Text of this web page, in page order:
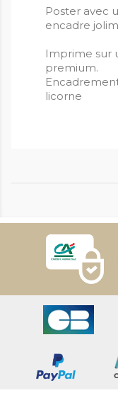
Poster avec
encadre
Imprime sur
premium.
licorne